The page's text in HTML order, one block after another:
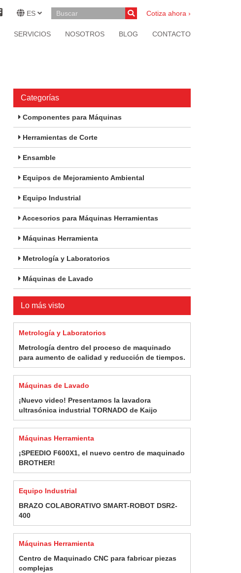
ES Cotiza ahora ›
SERVICIOS NOSOTROS BLOG CONTACTO
Categorías
Componentes para Máquinas
Herramientas de Corte
Ensamble
Equipos de Mejoramiento Ambiental
Equipo Industrial
Accesorios para Máquinas Herramientas
Máquinas Herramienta
Metrología y Laboratorios
Máquinas de Lavado
Lo más visto
Metrología y Laboratorios
Metrología dentro del proceso de maquinado
para aumento de calidad y reducción de tiempos.
Máquinas de Lavado
¡Nuevo video! Presentamos la lavadora
ultrasónica industrial TORNADO de Kaijo
Máquinas Herramienta
¡SPEEDIO F600X1, el nuevo centro de maquinado
BROTHER!
Equipo Industrial
BRAZO COLABORATIVO SMART-ROBOT DSR2-
400
Máquinas Herramienta
Centro de Maquinado CNC para fabricar piezas
complejas